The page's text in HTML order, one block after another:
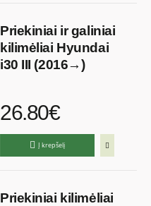
Priekiniai ir galiniai
kilimėliai Hyundai
i30 III (2016→)
26.80€
Į krepšelį
Priekiniai kilimėliai